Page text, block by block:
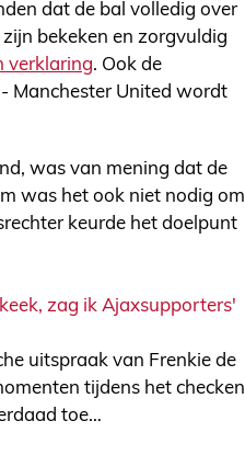
dat de bal volledig over
bekeken en zorgvuldig
verklaring. Ook de
Manchester United wordt
was van mening dat de
was het ook niet nodig om
keurde het doelpunt
zag ik Ajaxsupporters'
uitspraak van Frenkie de
tijdens het checken
toe…